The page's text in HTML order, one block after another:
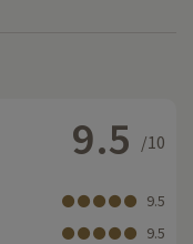
9.5 /10
9.5
9.5